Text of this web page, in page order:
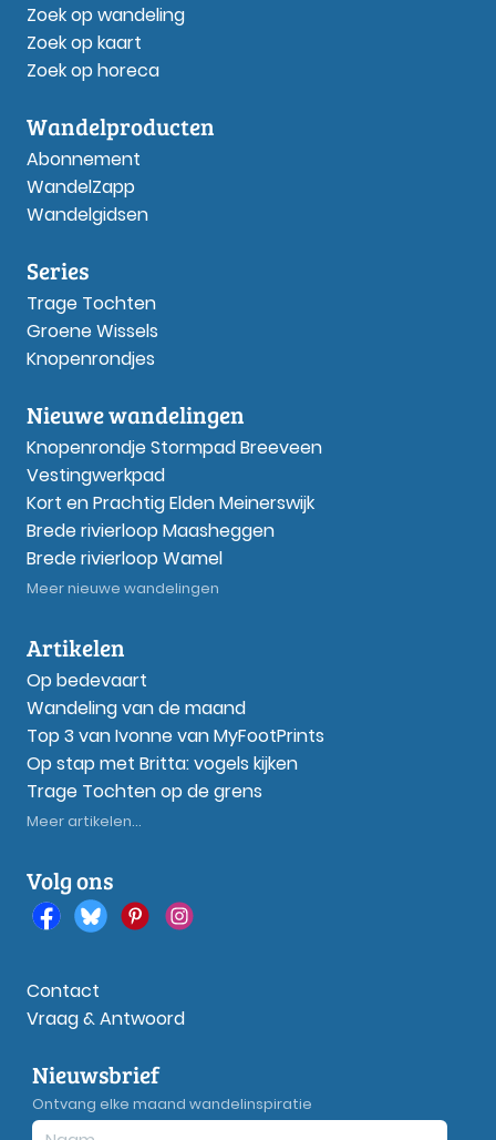
Zoek op wandeling
Zoek op kaart
Zoek op horeca
Wandelproducten
Abonnement
WandelZapp
Wandelgidsen
Series
Trage Tochten
Groene Wissels
Knopenrondjes
Nieuwe wandelingen
Knopenrondje Stormpad Breeveen
Vestingwerkpad
Kort en Prachtig Elden Meinerswijk
Brede rivierloop Maasheggen
Brede rivierloop Wamel
Meer nieuwe wandelingen
Artikelen
Op bedevaart
Wandeling van de maand
Top 3 van Ivonne van MyFootPrints
Op stap met Britta: vogels kijken
Trage Tochten op de grens
Meer artikelen...
Volg ons
Contact
Vraag & Antwoord
Nieuwsbrief
Ontvang elke maand wandelinspiratie